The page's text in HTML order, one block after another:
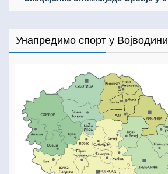
Унапредимо спорт у Војводини